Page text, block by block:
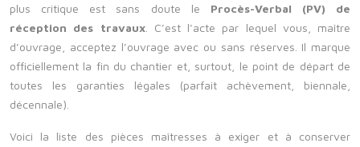
plus critique est sans doute le Procès-Verbal (PV) de
réception des travaux. C’est l’acte par lequel vous, maître
d’ouvrage, acceptez l’ouvrage avec ou sans réserves. Il marque
officiellement la fin du chantier et, surtout, le point de départ de
toutes les garanties légales (parfait achèvement, biennale,
décennale).
Voici la liste des pièces maîtresses à exiger et à conserver